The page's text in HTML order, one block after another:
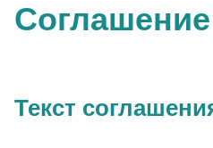
Текст